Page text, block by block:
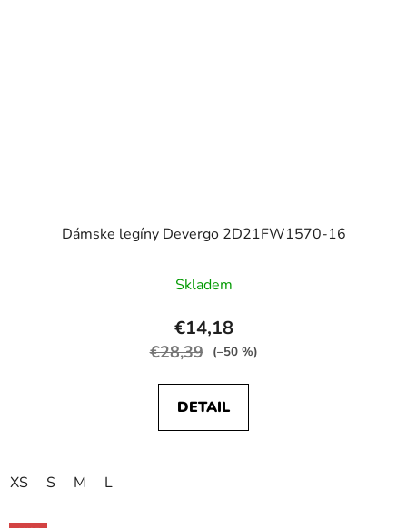
Dámske legíny Devergo 2D21FW1570-16
Skladem
€14,18
€28,39 (–50 %)
DETAIL
XS S M L